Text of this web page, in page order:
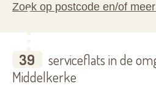
Zoek op postcode en/of
39
serviceflats in de
Middelkerke